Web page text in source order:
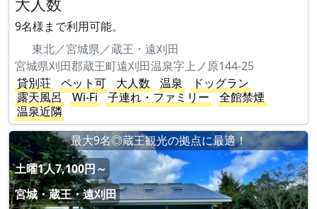
9名様まで利用可能。
東北／宮城県／蔵王・遠刈田
宮城県刈田郡蔵王町遠刈田温泉字上ノ原144-25
貸別荘
ペット可 大人数 温泉
ドッグラン
露天風呂
Wi-Fi 子連れ・ファミリー
全館禁煙
温泉近隣
最大9名◎蔵王観光の拠点に最適！
土曜1人7,100円～
宮城・蔵王・遠刈田